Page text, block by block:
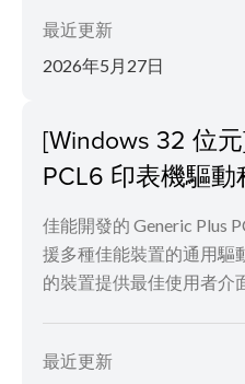
最近更新
2026年5月27日
[Windows 32 位
PCL6 印表機驅
佳能開發的 Generic Plus
援多種佳能裝置的通用驅
的裝置提供最佳使用者介
最近更新